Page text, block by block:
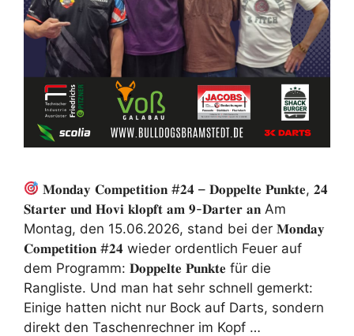
𝐌𝐨𝐧𝐝𝐚𝐲 𝐂𝐨𝐦𝐩𝐞𝐭𝐢𝐭𝐢𝐨𝐧 #𝟐𝟒 – 𝐃𝐨𝐩𝐩𝐞𝐥𝐭𝐞 𝐏𝐮𝐧𝐤𝐭𝐞, 𝟐𝟒
𝐒𝐭𝐚𝐫𝐭𝐞𝐫 𝐮𝐧𝐝 𝐇𝐨𝐯𝐢 𝐤𝐥𝐨𝐩𝐟𝐭 𝐚𝐦 𝟗-𝐃𝐚𝐫𝐭𝐞𝐫 𝐚𝐧 Am
Montag, den 15.06.2026, stand bei der 𝐌𝐨𝐧𝐝𝐚𝐲
𝐂𝐨𝐦𝐩𝐞𝐭𝐢𝐭𝐢𝐨𝐧 #𝟐𝟒 wieder ordentlich Feuer auf
dem Programm: 𝐃𝐨𝐩𝐩𝐞𝐥𝐭𝐞 𝐏𝐮𝐧𝐤𝐭𝐞 für die
Rangliste. Und man hat sehr schnell gemerkt:
Einige hatten nicht nur Bock auf Darts, sondern
direkt den Taschenrechner im Kopf …